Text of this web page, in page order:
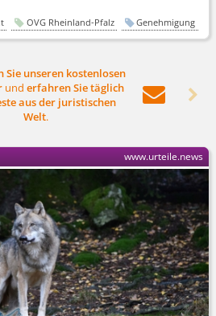
OVG Rheinland-Pfalz Genehmigung
Sie unseren kostenlosen
und erfahren Sie täglich
aus der juristischen
Welt.
 
www.urteile.news